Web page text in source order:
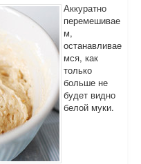
Аккуратно
перемешивае
м,
останавливае
мся, как
только
больше не
будет видно
белой муки.